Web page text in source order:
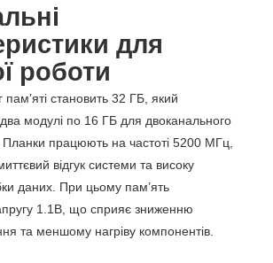
для
роботи
пам’яті становить 32 ГБ, який
модулі по 16 ГБ для двоканального
працюють на частоті 5200 МГц,
відгук системи та високу
даних. При цьому пам’ять
1.1В, що сприяє зниженню
та меншому нагріву компонентів.